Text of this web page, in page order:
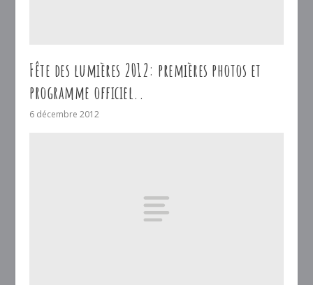
Fête des lumières 2012: premières photos et
programme officiel..
6 décembre 2012